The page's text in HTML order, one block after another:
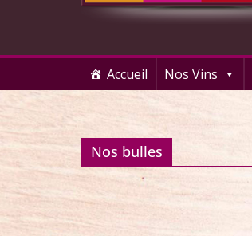
Accueil Nos Vins
Nos bulles